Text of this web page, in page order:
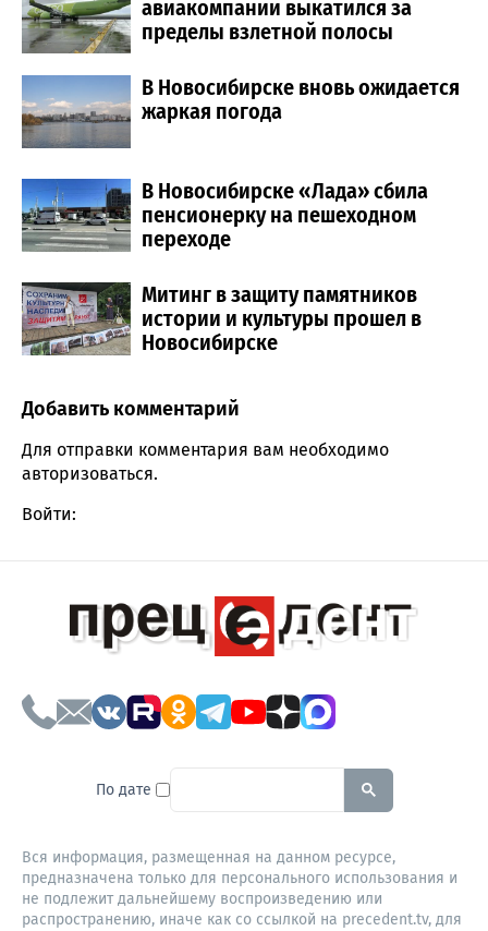
авиакомпании выкатился за
пределы взлетной полосы
В Новосибирске вновь ожидается
жаркая погода
В Новосибирске «Лада» сбила
пенсионерку на пешеходном
переходе
Митинг в защиту памятников
истории и культуры прошел в
Новосибирске
Comment section
Добавить комментарий
Для отправки комментария вам необходимо
авторизоваться.
Войти:
По дате To search this site, enter a
Вся информация, размещенная на данном ресурсе,
предназначена только для персонального использования и
не подлежит дальнейшему воспроизведению или
распространению, иначе как со ссылкой на precedent.tv, для